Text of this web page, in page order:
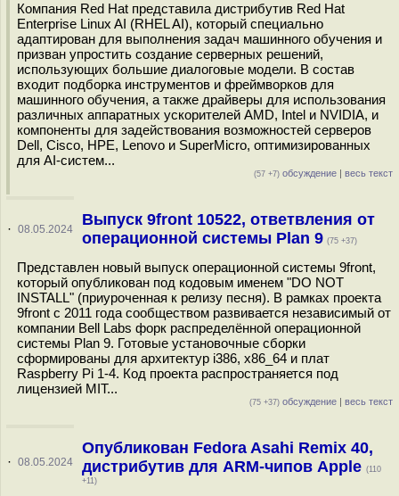
Компания Red Hat представила дистрибутив Red Hat
Enterprise Linux AI (RHEL AI), который специально
адаптирован для выполнения задач машинного обучения и
призван упростить создание серверных решений,
использующих большие диалоговые модели. В состав
входит подборка инструментов и фреймворков для
машинного обучения, а также драйверы для использования
различных аппаратных ускорителей AMD, Intel и NVIDIA, и
компоненты для задействования возможностей серверов
Dell, Cisco, HPE, Lenovo и SuperMicro, оптимизированных
для AI-систем...
(57 +7) обсуждение | весь текст
· 08.05.2024
Выпуск 9front 10522, ответвления от
операционной системы Plan 9 (75 +37)
Представлен новый выпуск операционной системы 9front,
который опубликован под кодовым именем "DO NOT
INSTALL" (приуроченная к релизу песня). В рамках проекта
9front с 2011 года сообществом развивается независимый от
компании Bell Labs форк распределённой операционной
системы Plan 9. Готовые установочные сборки
сформированы для архитектур i386, x86_64 и плат
Raspberry Pi 1-4. Код проекта распространяется под
лицензией MIT...
(75 +37) обсуждение | весь текст
· 08.05.2024
Опубликован Fedora Asahi Remix 40,
дистрибутив для ARM-чипов Apple (110
+11)